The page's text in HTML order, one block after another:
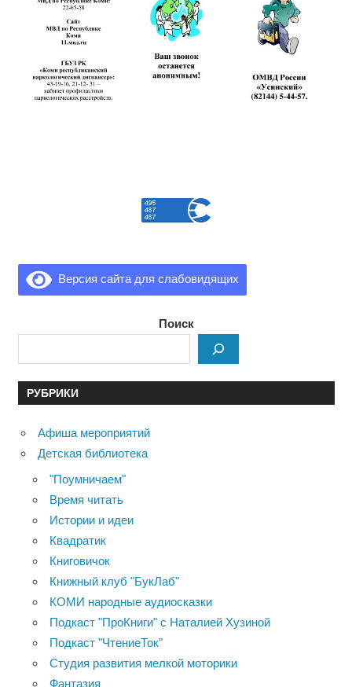
Версия сайта для слабовидящих
Поиск
РУБРИКИ
Афиша мероприятий
Детская библиотека
"Поумничаем"
Время читать
Истории и идеи
Квадратик
Книговичок
Книжный клуб "БукЛаб"
КОМИ народные аудиосказки
Подкаст "ПроКниги" с Наталией Хузиной
Подкаст "ЧтениеТок"
Студия развития мелкой моторики
Фантазия